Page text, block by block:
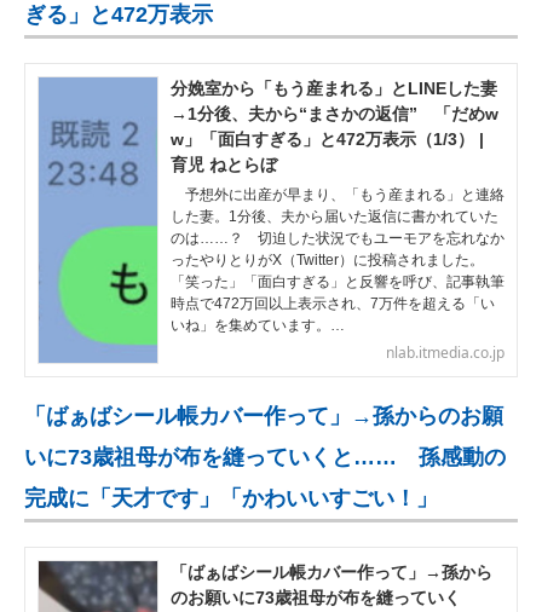
ぎる」と472万表示
分娩室から「もう産まれる」とLINEした妻
→1分後、夫から“まさかの返信” 「だめw
w」「面白すぎる」と472万表示（1/3） |
育児 ねとらぼ
予想外に出産が早まり、「もう産まれる」と連絡
した妻。1分後、夫から届いた返信に書かれていた
のは……？ 切迫した状況でもユーモアを忘れなか
ったやりとりがX（Twitter）に投稿されました。
「笑った」「面白すぎる」と反響を呼び、記事執筆
時点で472万回以上表示され、7万件を超える「い
いね」を集めています。…
nlab.itmedia.co.jp
「ばぁばシール帳カバー作って」→孫からのお願
いに73歳祖母が布を縫っていくと…… 孫感動の
完成に「天才です」「かわいいすごい！」
「ばぁばシール帳カバー作って」→孫から
のお願いに73歳祖母が布を縫っていく